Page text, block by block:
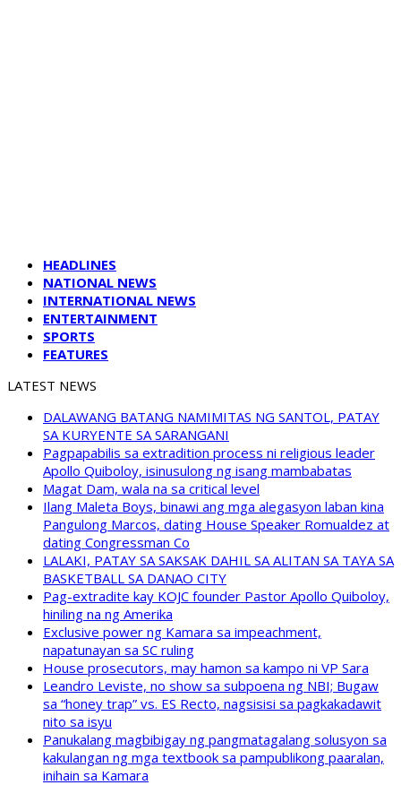
HEADLINES
NATIONAL NEWS
INTERNATIONAL NEWS
ENTERTAINMENT
SPORTS
FEATURES
LATEST NEWS
DALAWANG BATANG NAMIMITAS NG SANTOL, PATAY
SA KURYENTE SA SARANGANI
Pagpapabilis sa extradition process ni religious leader
Apollo Quiboloy, isinusulong ng isang mambabatas
Magat Dam, wala na sa critical level
Ilang Maleta Boys, binawi ang mga alegasyon laban kina
Pangulong Marcos, dating House Speaker Romualdez at
dating Congressman Co
LALAKI, PATAY SA SAKSAK DAHIL SA ALITAN SA TAYA SA
BASKETBALL SA DANAO CITY
Pag-extradite kay KOJC founder Pastor Apollo Quiboloy,
hiniling na ng Amerika
Exclusive power ng Kamara sa impeachment,
napatunayan sa SC ruling
House prosecutors, may hamon sa kampo ni VP Sara
Leandro Leviste, no show sa subpoena ng NBI; Bugaw
sa “honey trap” vs. ES Recto, nagsisisi sa pagkakadawit
nito sa isyu
Panukalang magbibigay ng pangmatagalang solusyon sa
kakulangan ng mga textbook sa pampublikong paaralan,
inihain sa Kamara